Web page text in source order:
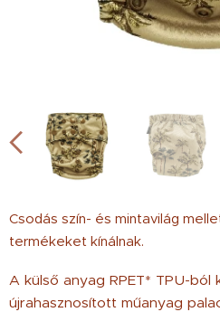
Csodás szín- és mintavilág
termékeket kínálnak.
A külső anyag RPET* TPU-ból
újrahasznosított műanyag